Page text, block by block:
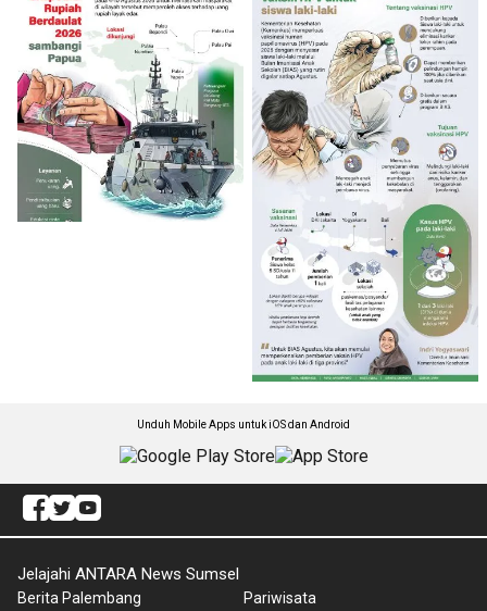
Unduh Mobile Apps untuk iOS dan Android
Jelajahi ANTARA News Sumsel
Berita Palembang Pariwisata